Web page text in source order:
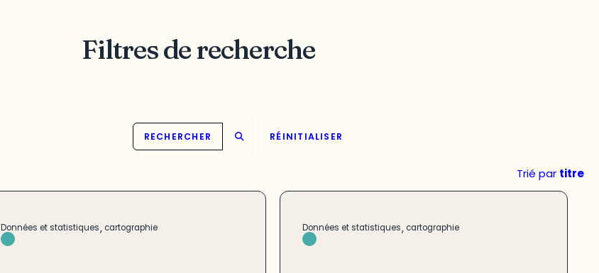
Filtres de recherche
RECHERCHER RÉINITIALISER
Trié par titre
Données et statistiques, cartographie Données et statistiques, cartographie